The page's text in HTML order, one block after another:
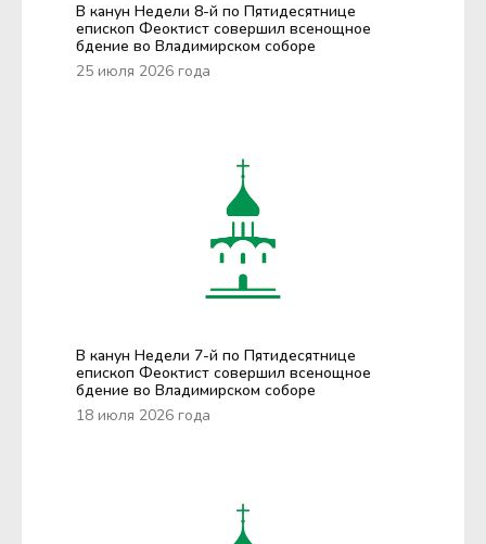
В канун Недели 8-й по Пятидесятнице
епископ Феоктист совершил всенощное
бдение во Владимирском соборе
25 июля 2026 года
В канун Недели 7-й по Пятидесятнице
епископ Феоктист совершил всенощное
бдение во Владимирском соборе
18 июля 2026 года